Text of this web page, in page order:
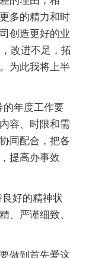
多的精力和时
创造更好的业
改进不足，拓
为此我将上半
的年度工作要
容、时限和需
同配合，把各
提高办事效
好的精神状
、严谨细致、
做到首先爱这